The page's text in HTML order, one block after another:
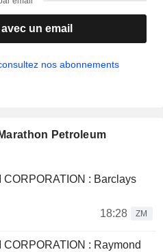
un email
nos abonnements
Petroleum
: Barclays
18:28
ZM
: Raymond